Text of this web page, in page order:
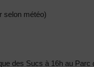
selon météo)
des Sucs à 16h au Parc